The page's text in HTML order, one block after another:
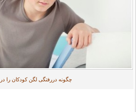
چگونه دررفتگی لگن کودکان را